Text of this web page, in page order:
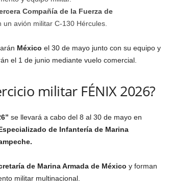
Compañía de la Fuerza de
avión militar C-130 Hércules.
México el 30 de mayo junto con su equipo y
el 1 de junio mediante vuelo comercial.
militar FÉNIX 2026?
se llevará a cabo del 8 al 30 de mayo en
de Infantería de Marina
de Marina Armada de México y forman
militar multinacional.